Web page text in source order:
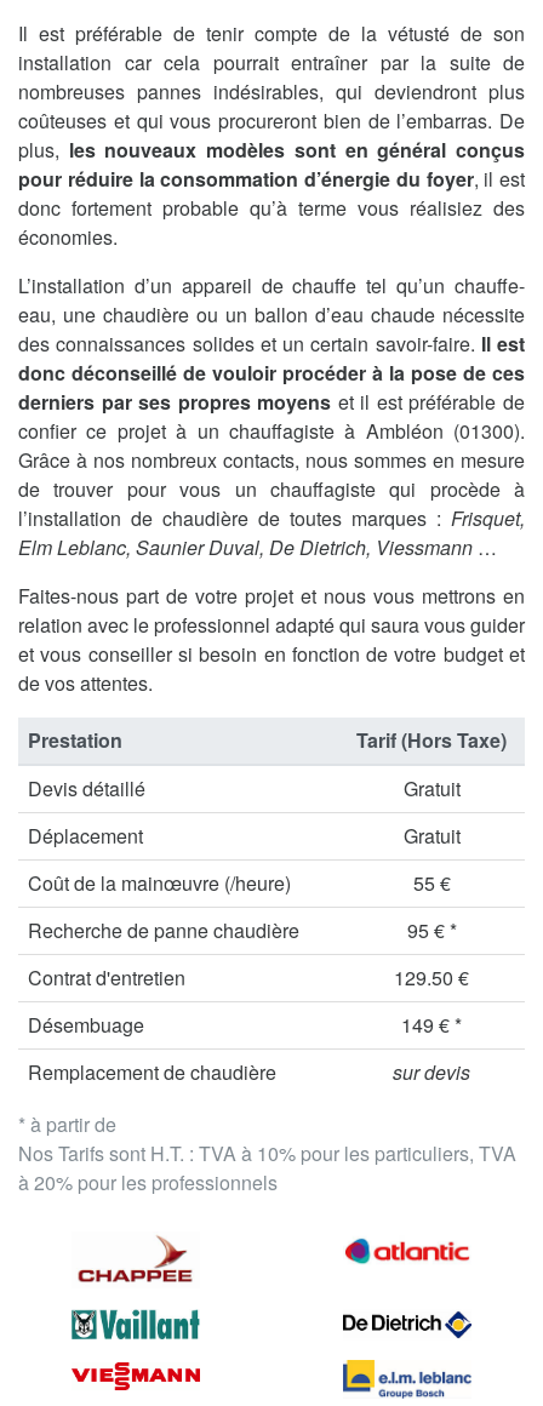
Il est préférable de tenir compte de la vétusté de son
installation car cela pourrait entraîner par la suite de
nombreuses pannes indésirables, qui deviendront plus
coûteuses et qui vous procureront bien de l’embarras. De
plus, les nouveaux modèles sont en général conçus
pour réduire la consommation d’énergie du foyer, il est
donc fortement probable qu’à terme vous réalisiez des
économies.
L’installation d’un appareil de chauffe tel qu’un chauffe-
eau, une chaudière ou un ballon d’eau chaude nécessite
des connaissances solides et un certain savoir-faire. Il est
donc déconseillé de vouloir procéder à la pose de ces
derniers par ses propres moyens et il est préférable de
confier ce projet à un chauffagiste à Ambléon (01300).
Grâce à nos nombreux contacts, nous sommes en mesure
de trouver pour vous un chauffagiste qui procède à
l’installation de chaudière de toutes marques : Frisquet,
Elm Leblanc, Saunier Duval, De Dietrich, Viessmann …
Faites-nous part de votre projet et nous vous mettrons en
relation avec le professionnel adapté qui saura vous guider
et vous conseiller si besoin en fonction de votre budget et
de vos attentes.
* à partir de
Nos Tarifs sont H.T. : TVA à 10% pour les particuliers, TVA
à 20% pour les professionnels
Prestation
Tarif (Hors Taxe)
Devis détaillé
Gratuit
Déplacement
Gratuit
Coût de la mainœuvre (/heure)
55 €
Recherche de panne chaudière
95 € *
Contrat d'entretien
129.50 €
Désembuage
149 € *
Remplacement de chaudière
sur devis